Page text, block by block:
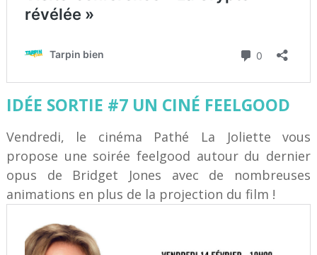
IDÉE SORTIE #7 UN CINÉ FEELGOOD
Vendredi, le cinéma Pathé La Joliette vous
propose une soirée feelgood autour du dernier
opus de Bridget Jones avec de nombreuses
animations en plus de la projection du film !